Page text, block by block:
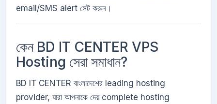
email/SMS alert সেট করুন।
কেন BD IT CENTER VPS
Hosting সেরা সমাধান?
BD IT CENTER বাংলাদেশের leading hosting
provider, যারা আপনাকে দেয় complete hosting